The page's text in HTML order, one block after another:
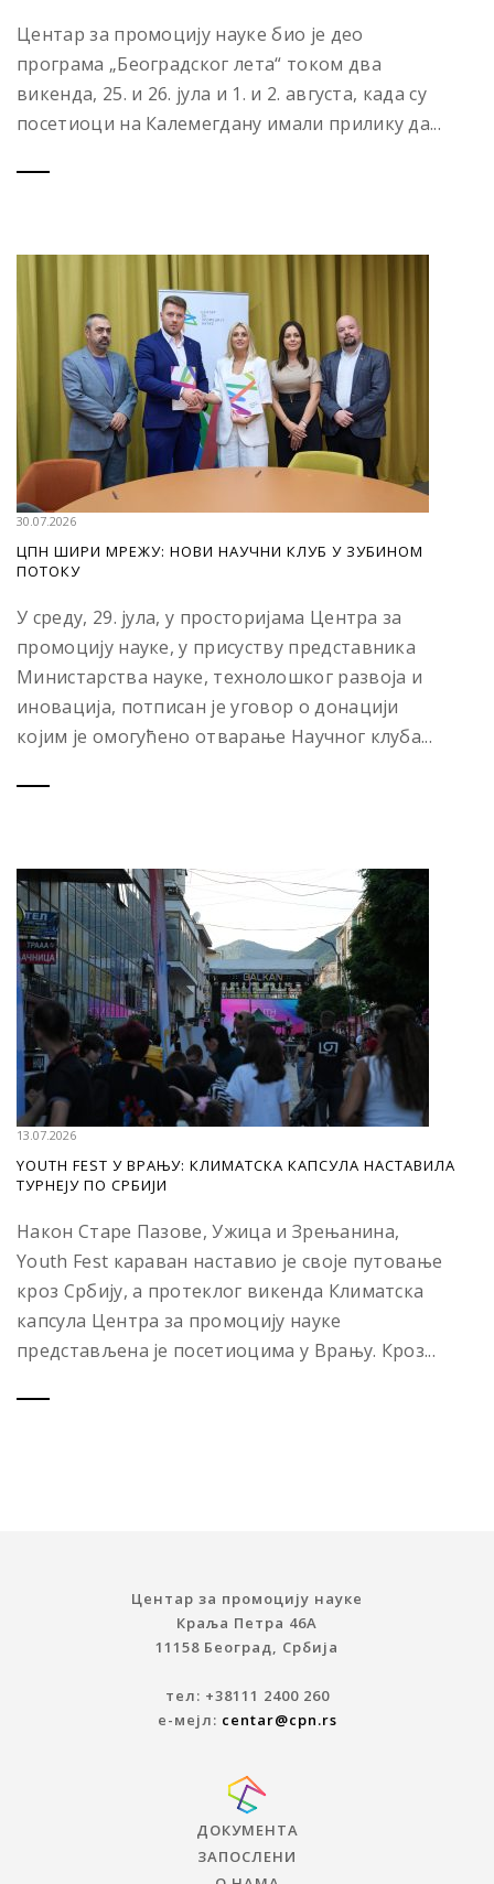
Центар за промоцију науке био је део
програма „Београдског лета“ током два
викенда, 25. и 26. јула и 1. и 2. августа, када су
посетиоци на Калемегдану имали прилику да...
30.07.2026
ЦПН ШИРИ МРЕЖУ: НОВИ НАУЧНИ КЛУБ У ЗУБИНОМ
ПОТОКУ
У среду, 29. јула, у просторијама Центра за
промоцију науке, у присуству представника
Министарства науке, технолошког развоја и
иновација, потписан је уговор о донацији
којим је омогућено отварање Научног клуба...
13.07.2026
YOUTH FEST У ВРАЊУ: КЛИМАТСКА КАПСУЛА НАСТАВИЛА
ТУРНЕЈУ ПО СРБИЈИ
Након Старе Пазове, Ужица и Зрењанина,
Youth Fest караван наставио је своје путовање
кроз Србију, а протеклог викенда Климатска
капсула Центра за промоцију науке
представљена је посетиоцима у Врању. Кроз...
Центар за промоцију науке
Краља Петра 46A
11158 Београд, Србија
тел: +38111 2400 260
е-мејл: centar@cpn.rs
ДОКУМЕНТА
ЗАПОСЛЕНИ